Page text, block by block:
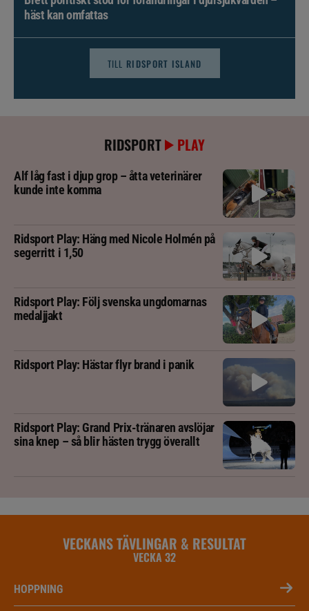
häst kan omfattas
TILL RIDSPORT ISLAND
RIDSPORT PLAY
Alf låg fast i djup grop – åtta veterinärer
kunde inte komma
Ridsport Play: Häng med Nicole Holmén på
segerritt i 1,50
Ridsport Play: Följ svenska ungdomarnas
medaljjakt
Ridsport Play: Hästar flyr brand i panik
Ridsport Play: Grand Prix-tränaren avslöjar
sina knep – så blir hästen trygg överallt
VECKANS TÄVLINGAR & RESULTAT
VECKA 32
HOPPNING